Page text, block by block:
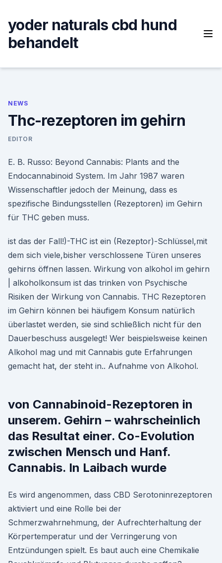
content
yoder naturals cbd hund
behandelt
NEWS
Thc-rezeptoren im gehirn
EDITOR
E. B. Russo: Beyond Cannabis: Plants and the
Endocannabinoid System. Im Jahr 1987 waren
Wissenschaftler jedoch der Meinung, dass es
spezifische Bindungsstellen (Rezeptoren) im Gehirn
für THC geben muss.
ist das der Fall!)-THC ist ein (Rezeptor)-Schlüssel,mit
dem sich viele,bisher verschlossene Türen unseres
gehirns öffnen lassen. Wirkung von alkohol im gehirn
| alkoholkonsum ist das trinken von Psychische
Risiken der Wirkung von Cannabis. THC Rezeptoren
im Gehirn können bei häufigem Konsum natürlich
überlastet werden, sie sind schließlich nicht für den
Dauerbeschuss ausgelegt! Wer beispielsweise keinen
Alkohol mag und mit Cannabis gute Erfahrungen
gemacht hat, der steht in.. Aufnahme von Alkohol.
von Cannabinoid-Rezeptoren in
unserem. Gehirn – wahrscheinlich
das Resultat einer. Co-Evolution
zwischen Mensch und Hanf.
Cannabis. In Laibach wurde
Es wird angenommen, dass CBD Serotoninrezeptoren
aktiviert und eine Rolle bei der
Schmerzwahrnehmung, der Aufrechterhaltung der
Körpertemperatur und der Verringerung von
Entzündungen spielt. Es baut auch eine Chemikalie